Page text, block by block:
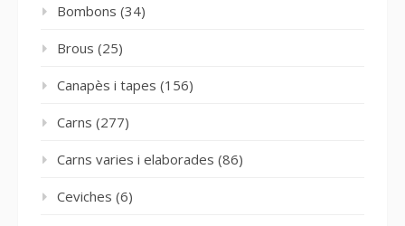
Bombons (34)
Brous (25)
Canapès i tapes (156)
Carns (277)
Carns varies i elaborades (86)
Ceviches (6)